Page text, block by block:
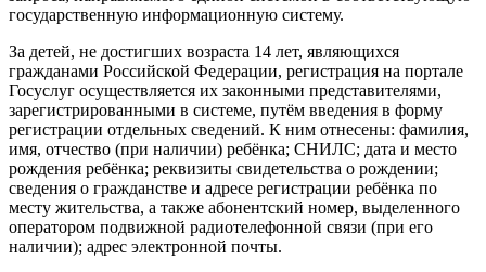
государственную информационную систему.
За детей, не достигших возраста 14 лет, являющихся
гражданами Российской Федерации, регистрация на портале
Госуслуг осуществляется их законными представителями,
зарегистрированными в системе, путём введения в форму
регистрации отдельных сведений. К ним отнесены: фамилия,
имя, отчество (при наличии) ребёнка; СНИЛС; дата и место
рождения ребёнка; реквизиты свидетельства о рождении;
сведения о гражданстве и адресе регистрации ребёнка по
месту жительства, а также абонентский номер, выделенного
оператором подвижной радиотелефонной связи (при его
наличии); адрес электронной почты.